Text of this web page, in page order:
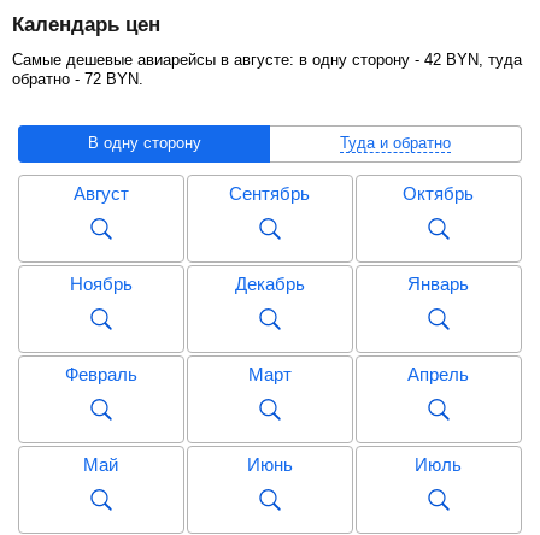
Календарь цен
Самые дешевые авиарейсы в августе: в одну сторону - 42 BYN , туда
обратно - 72 BYN
В одну сторону Туда и обратно
Август Сентябрь Октябрь
Ноябрь Декабрь Январь
Февраль Март Апрель
Май Июнь Июль